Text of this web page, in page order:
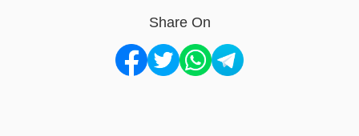
Share On